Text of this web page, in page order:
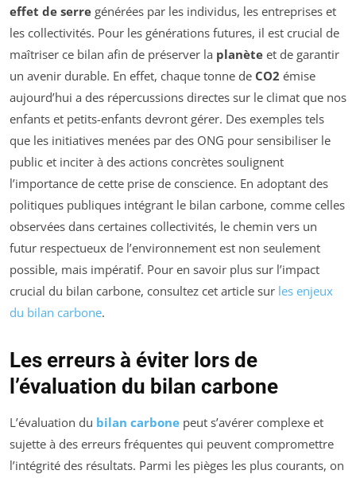
effet de serre générées par les individus, les entreprises et
les collectivités. Pour les générations futures, il est crucial de
maîtriser ce bilan afin de préserver la planète et de garantir
un avenir durable. En effet, chaque tonne de CO2 émise
aujourd’hui a des répercussions directes sur le climat que nos
enfants et petits-enfants devront gérer. Des exemples tels
que les initiatives menées par des ONG pour sensibiliser le
public et inciter à des actions concrètes soulignent
l’importance de cette prise de conscience. En adoptant des
politiques publiques intégrant le bilan carbone, comme celles
observées dans certaines collectivités, le chemin vers un
futur respectueux de l’environnement est non seulement
possible, mais impératif. Pour en savoir plus sur l’impact
crucial du bilan carbone, consultez cet article sur les enjeux
du bilan carbone.
Les erreurs à éviter lors de
l’évaluation du bilan carbone
L’évaluation du bilan carbone peut s’avérer complexe et
sujette à des erreurs fréquentes qui peuvent compromettre
l’intégrité des résultats. Parmi les pièges les plus courants, on